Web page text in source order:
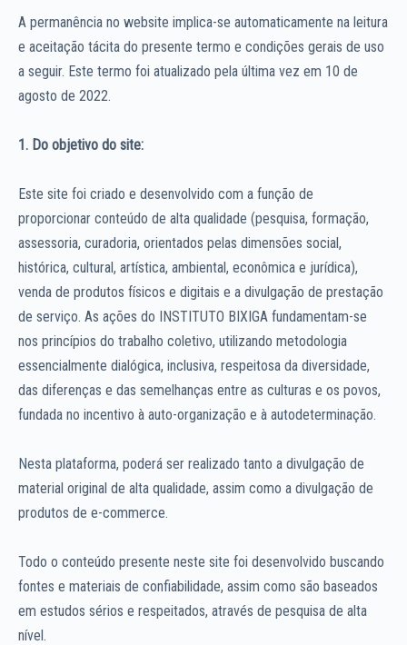
A permanência no website implica-se automaticamente na leitura
e aceitação tácita do presente termo e condições gerais de uso
a seguir. Este termo foi atualizado pela última vez em 10 de
agosto de 2022.
1. Do objetivo do site:
Este site foi criado e desenvolvido com a função de
proporcionar conteúdo de alta qualidade (pesquisa, formação,
assessoria, curadoria, orientados pelas dimensões social,
histórica, cultural, artística, ambiental, econômica e jurídica),
venda de produtos físicos e digitais e a divulgação de prestação
de serviço. As ações do INSTITUTO BIXIGA fundamentam-se
nos princípios do trabalho coletivo, utilizando metodologia
essencialmente dialógica, inclusiva, respeitosa da diversidade,
das diferenças e das semelhanças entre as culturas e os povos,
fundada no incentivo à auto-organização e à autodeterminação.
Nesta plataforma, poderá ser realizado tanto a divulgação de
material original de alta qualidade, assim como a divulgação de
produtos de e-commerce.
Todo o conteúdo presente neste site foi desenvolvido buscando
fontes e materiais de confiabilidade, assim como são baseados
em estudos sérios e respeitados, através de pesquisa de alta
nível.